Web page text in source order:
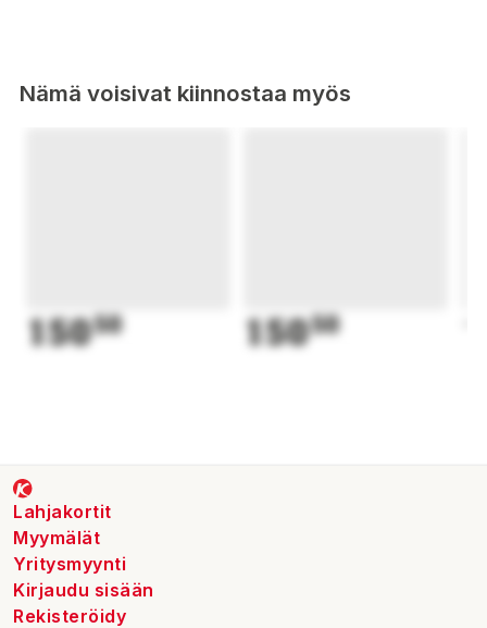
Nämä voisivat kiinnostaa myös
15050 15050
Lahjakortit
Myymälät
Yritysmyynti
Kirjaudu sisään
Rekisteröidy